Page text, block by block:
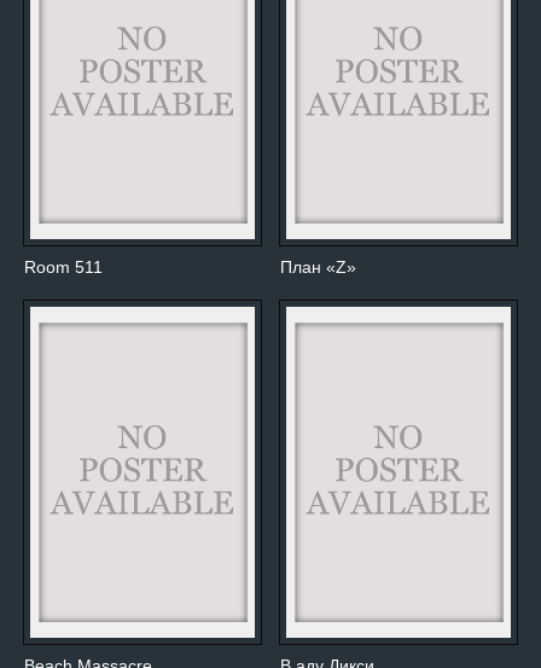
Room 511 План «Z»